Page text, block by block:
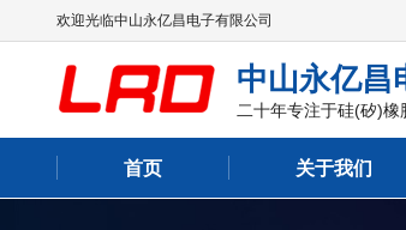
欢迎光临中山永亿昌电子有限公司
中山永亿昌
二十年专注于硅(矽)
首页 关于我们